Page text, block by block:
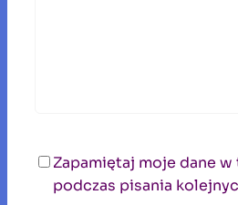
Zapamiętaj moje dane
podczas pisania